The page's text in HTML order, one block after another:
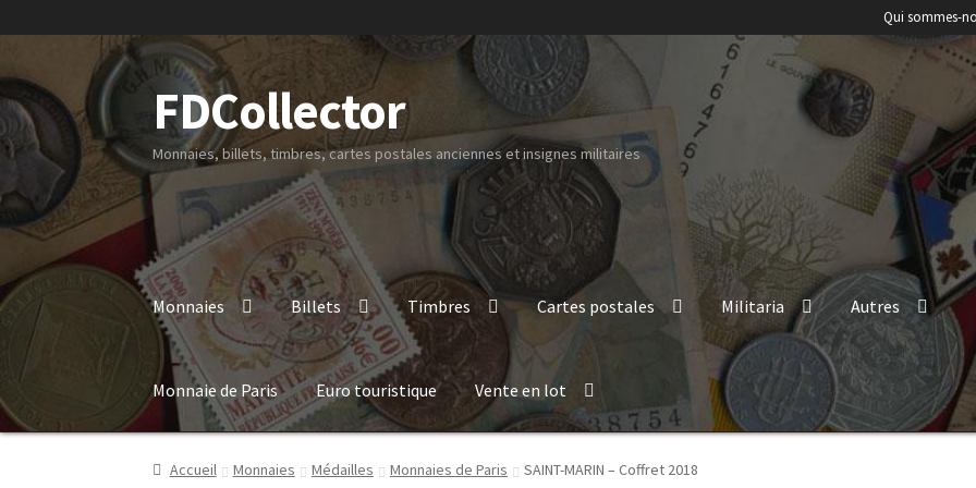
Qui sommes-
FDCollector
Monnaies, billets, timbres, cartes postales anciennes et insignes militaires
Monnaies Billets Timbres Cartes postales Militaria Autres
Monnaie de Paris Euro touristique Vente en lot
Accueil Monnaies Médailles Monnaies de Paris SAINT-MARIN – Coffret 2018